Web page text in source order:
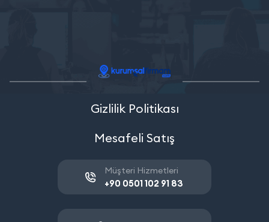
Gizlilik Politikası
Mesafeli Satış
Müşteri Hizmetleri
+90 0501 102 91 83